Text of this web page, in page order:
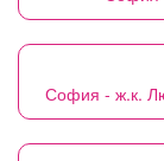
София - ж.к.